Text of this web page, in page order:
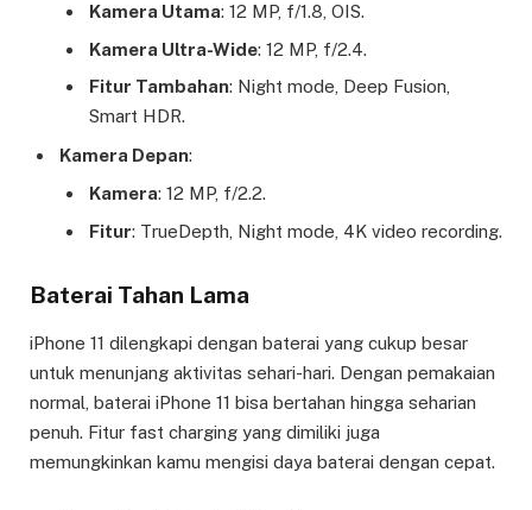
Kamera Utama: 12 MP, f/1.8, OIS.
Kamera Ultra-Wide: 12 MP, f/2.4.
Fitur Tambahan: Night mode, Deep Fusion,
Smart HDR.
Kamera Depan:
Kamera: 12 MP, f/2.2.
Fitur: TrueDepth, Night mode, 4K video recording.
Baterai Tahan Lama
iPhone 11 dilengkapi dengan baterai yang cukup besar
untuk menunjang aktivitas sehari-hari. Dengan pemakaian
normal, baterai iPhone 11 bisa bertahan hingga seharian
penuh. Fitur fast charging yang dimiliki juga
memungkinkan kamu mengisi daya baterai dengan cepat.